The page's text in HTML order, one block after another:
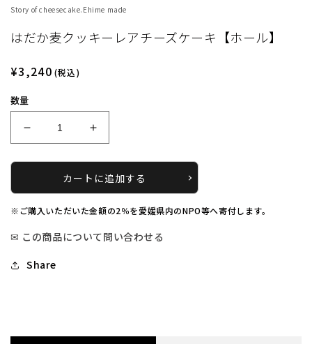
デ
ア
(1)
開
く
Story of cheesecake.Ehime made
はだか麦クッキーレアチーズケーキ【ホール】
通
価
¥3,240 (税込)
数量
ッ
キ
レ
ズ
は
麦
ッ
キ
ズ
カートに追加する
※ご購入いただいた金額の2％を愛媛県内のNPO等へ寄付します。
✉ この商品について問い合わせる
Share